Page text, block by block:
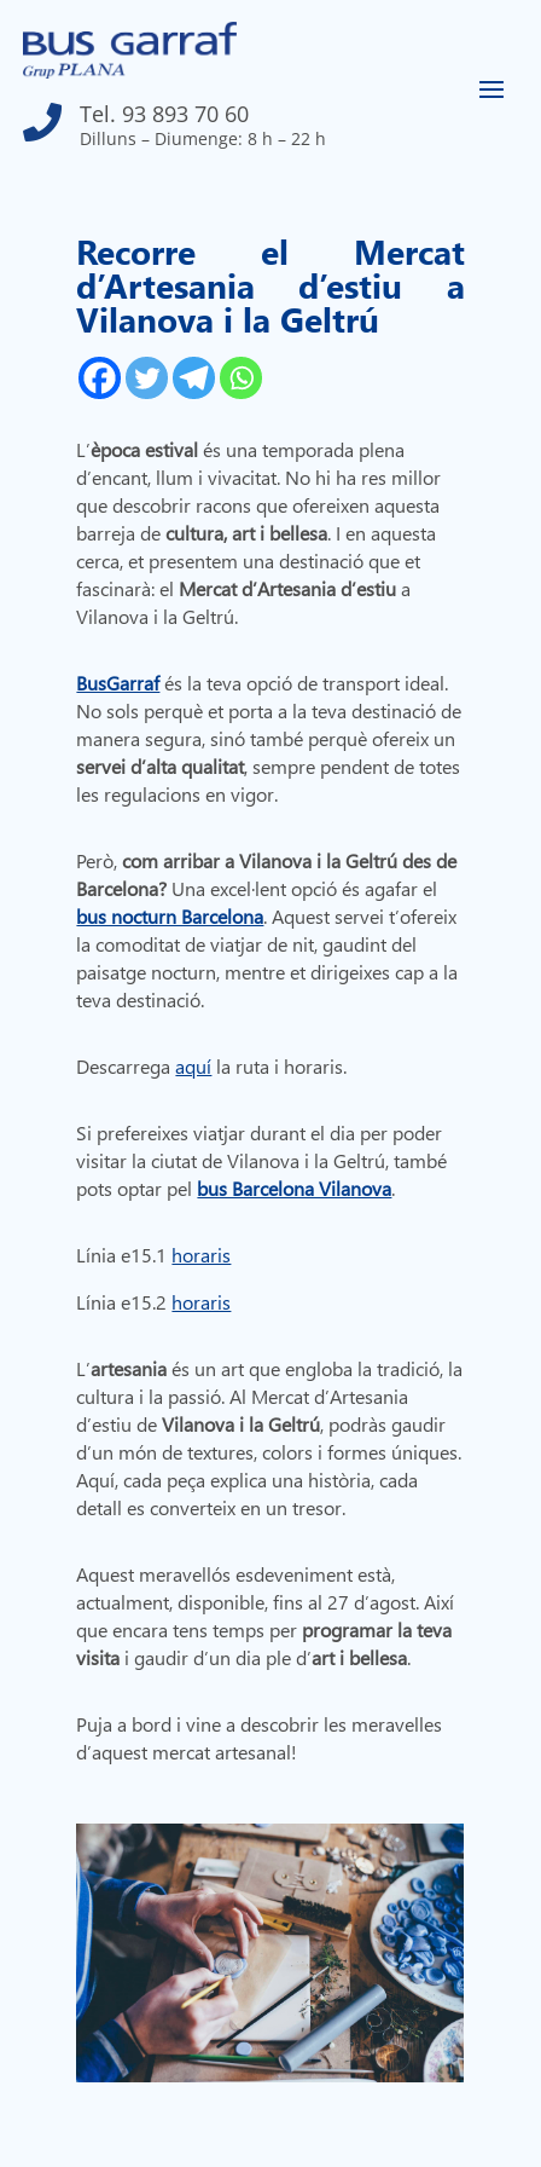
 Tel. 93 893 70 60
Dilluns – Diumenge: 8 h – 22 h
Recorre el Mercat
d’Artesania d’estiu a
Vilanova i la Geltrú
L’època estivalés una temporada plena
d’encant, llum i vivacitat. No hi ha res millor
que descobrir racons que ofereixen aquesta
barreja decultura, art i bellesa. I en aquesta
cerca, et presentem una destinació que et
fascinarà: el Mercat d’Artesania d’estiua
Vilanova i la Geltrú.
BusGarrafés la teva opció de transport ideal.
No sols perquè et porta a la teva destinació de
manera segura, sinó també perquè ofereix un
servei d’alta qualitat, sempre pendent de totes
les regulacions en vigor.
Però,com arribar a Vilanova i la Geltrú des de
Barcelona? Una excel·lent opció és agafar el
bus nocturn Barcelona. Aquest servei t’ofereix
la comoditat de viatjar de nit, gaudint del
paisatge nocturn, mentre et dirigeixes cap a la
teva destinació.
Descarregaaquí la ruta i horaris.
Si prefereixes viatjar durant el dia per poder
visitar la ciutat de Vilanova i la Geltrú, també
pots optar pel bus Barcelona Vilanova.
Línia e15.1 horaris
Línia e15.2 horaris
L’artesaniaés un art que engloba la tradició, la
cultura i la passió. Al Mercat d’Artesania
d’estiu deVilanova i la Geltrú, podràs gaudir
d’un món de textures, colors i formes úniques.
Aquí, cada peça explica una història, cada
detall es converteix en un tresor.
Aquest meravellós esdeveniment està,
actualment, disponible, fins al 27 d’agost. Així
que encara tens temps per programar la teva
visita i gaudir d’un dia ple d’art i bellesa.
Puja a bord i vine a descobrir les meravelles
d’aquest mercat artesanal!